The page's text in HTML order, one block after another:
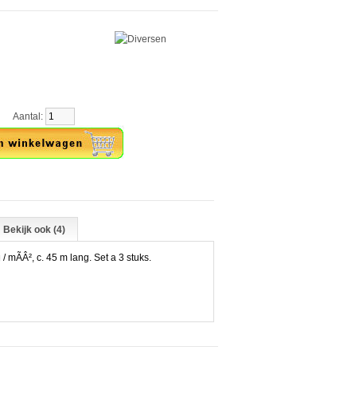
Bekijk ook (4)
c. 45 m lang. Set a 3 stuks.